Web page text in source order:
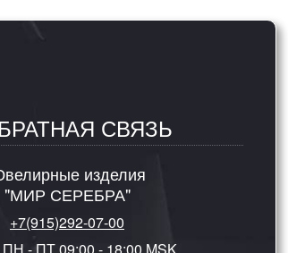
СВЯЗЬ
изделия
"МИР СЕРЕБРА"
+7(915)292-07-00
- ПТ 09:00 - 18:00 MSK